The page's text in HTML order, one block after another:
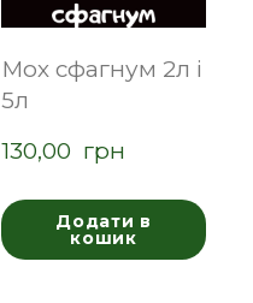
Мох сфагнум 2л і
5л
130,00  грн
Додати в
кошик